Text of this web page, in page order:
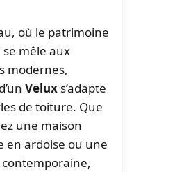
où le patrimoine
mêle aux
modernes,
Velux s’adapte
de toiture. Que
une maison
en ardoise ou une